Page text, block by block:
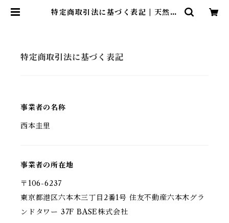
特定商取引法に基づく表記 | 天然石
特定商取引法に基づく表記
事業者の名称
西本圭里
事業者の所在地
〒106-6237
東京都港区六本木三丁目2番1号 住友不動産六本木グラ
ンドタワー 37F BASE株式会社